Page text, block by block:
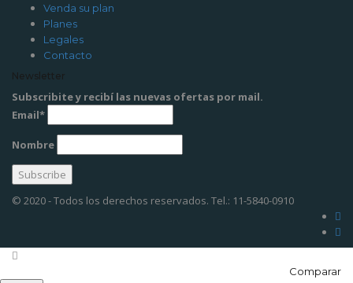
Venda su plan
Planes
Legales
Contacto
Newsletter
Subscribite y recibí las nuevas ofertas por mail.
Email*
Nombre
© 2020 - Todos los derechos reservados. Tel.: 11-5840-0910
Comparar